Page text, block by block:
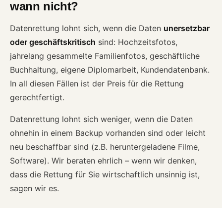
wann nicht?
Datenrettung lohnt sich, wenn die Daten unersetzbar
oder geschäftskritisch sind: Hochzeitsfotos,
jahrelang gesammelte Familienfotos, geschäftliche
Buchhaltung, eigene Diplomarbeit, Kundendatenbank.
In all diesen Fällen ist der Preis für die Rettung
gerechtfertigt.
Datenrettung lohnt sich weniger, wenn die Daten
ohnehin in einem Backup vorhanden sind oder leicht
neu beschaffbar sind (z.B. heruntergeladene Filme,
Software). Wir beraten ehrlich – wenn wir denken,
dass die Rettung für Sie wirtschaftlich unsinnig ist,
sagen wir es.